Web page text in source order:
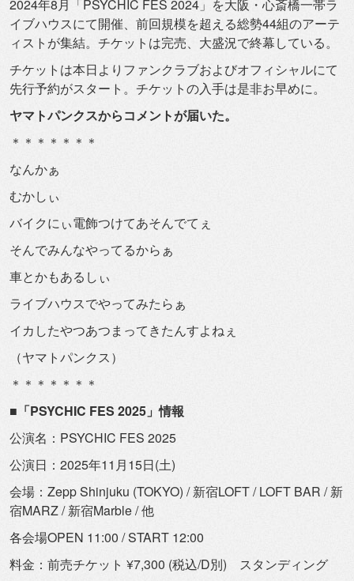
2024年8月「PSYCHIC FES 2024」を大阪・心斎橋一帯ラ
イブハウスにて開催、 前回規模を超える総勢44組のアーテ
ィストが集結。 チケットは完売、大盛況で終幕している。
チケットは本日よりファンクラブおよびオフィシャルにて
先行予約がスタート。チケットの入手は是非お早めに。
ヤマトパンクスからコメントが届いた。
＊＊＊＊＊＊＊
なんかぁ
むかしぃ
バイクにぃ電飾つけてあそんでてぇ
そんでみんなやってるからぁ
車とかもあるしぃ
ライブハウスでやってみたらぁ
イカしたやつあつまってきたんすよねぇ
（ヤマトパンクス）
＊＊＊＊＊＊＊
■「PSYCHIC FES 2025」情報
公演名：PSYCHIC FES 2025
公演日：2025年11月15日(土)
会場：Zepp Shinjuku (TOKYO) / 新宿LOFT / LOFT BAR / 新
宿MARZ / 新宿Marble / 他
各会場OPEN 11:00 / START 12:00
料金：前売チケット ¥7,300 (税込/D別) スタンディング